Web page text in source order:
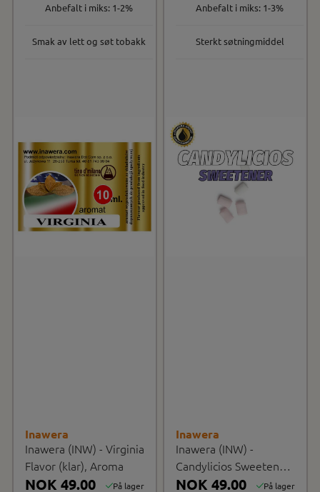
Inawera
Inawera (INW) - Virginia
Flavor (klar), Aroma
NOK 49.00 På lager
Anbefalt i miks: 1-2%
Smak av lett og søt tobakk
Inawera
Inawera (INW) -
Candylicios Sweetener,
Aroma
NOK 49.00 På lager
Anbefalt i miks: 1-3%
Sterkt søtningmiddel